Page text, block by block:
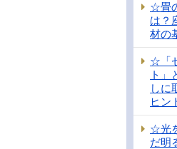
☆畳
は？
材の
☆「
ト」
しに
ヒン
☆光
だ明